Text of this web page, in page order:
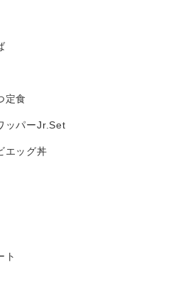
定食
ッパーJr.Set
エッグ丼
ト